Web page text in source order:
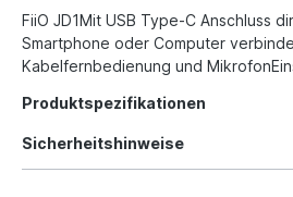
FiiO JD1Mit USB Type-C Anschluss
Smartphone oder Computer
Kabelfernbedienung und
Produktspezifikationen
Sicherheitshinweise